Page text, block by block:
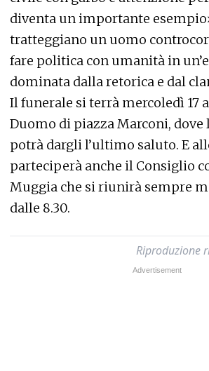
diventa un importante
tratteggiano un uomo
fare politica con umanità in
dominata dalla retorica e dal
Il funerale si terrà mercoledì 17
Duomo di piazza Marconi, dove
potrà dargli l’ultimo saluto. E
parteciperà anche il Consiglio
Muggia che si riunirà sempre
dalle 8.30.
Riproduzione